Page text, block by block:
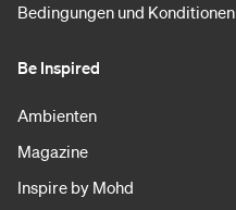
Bedingungen und Konditionen
Be Inspired
Ambienten
Magazine
Inspire by Mohd